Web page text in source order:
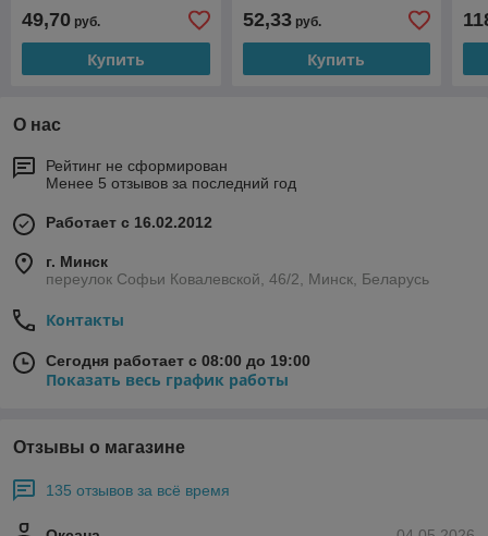
49,70 руб.
Купить
52,33руб.
Купить
О нас
Рейтинг не сформирован
Менее 5 отзывов за последний год
Работает с 16.02.2012
г. Минск
переулок Софьи Ковалевской, 46/2, Минск, Беларусь
Контакты
Сегодня работает с 08:00 до 19:00
Показать весь график работы
Отзывы о магазине
135 отзывов за всё время